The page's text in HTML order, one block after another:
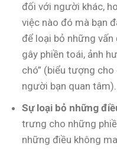
đối với người khác,
việc nào đó mà bạn
để loại bỏ những vấn
gây phiền toái, ảnh
chó” (biểu tượng
người bạn quan tâm).
Sự loại bỏ những
trưng cho những
những điều không